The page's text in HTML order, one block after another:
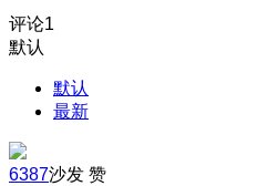
评论1
默认
默认
最新
6387沙发 赞